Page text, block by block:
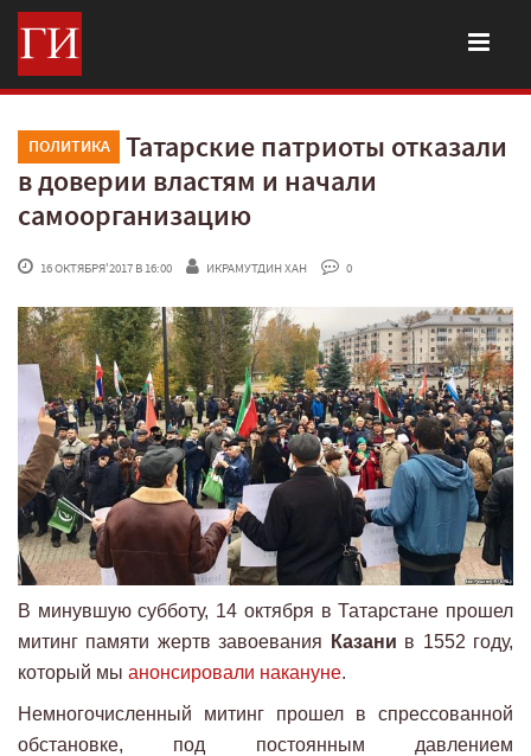
ПОЛИТИКА
Татарские патриоты отказали
в доверии властям и начали
самоорганизацию
16 ОКТЯБРЯ'2017 В 16:00 ИКРАМУТДИН ХАН 0
В минувшую субботу, 14 октября в Татарстане прошел
митинг памяти жертв завоевания
Казани в 1552 году,
который мы анонсировали накануне.
Немногочисленный митинг прошел в спрессованной
обстановке, под постоянным давлением